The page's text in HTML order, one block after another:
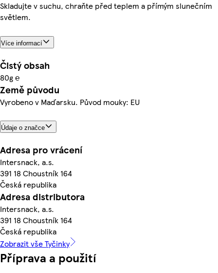
Skladujte v suchu, chraňte před teplem a přímým slunečním
světlem.
Více informací
Čistý obsah
80g ℮
Země původu
Vyrobeno v Maďarsku. Původ mouky: EU
Údaje o značce
Adresa pro vrácení
Intersnack, a.s.
391 18 Choustník 164
Česká republika
Adresa distributora
Intersnack, a.s.
391 18 Choustník 164
Česká republika
Zobrazit vše Tyčinky
Příprava a použití